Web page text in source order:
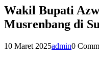
Wakil Bupati
Musrenbang di
10 Maret 2025admin0